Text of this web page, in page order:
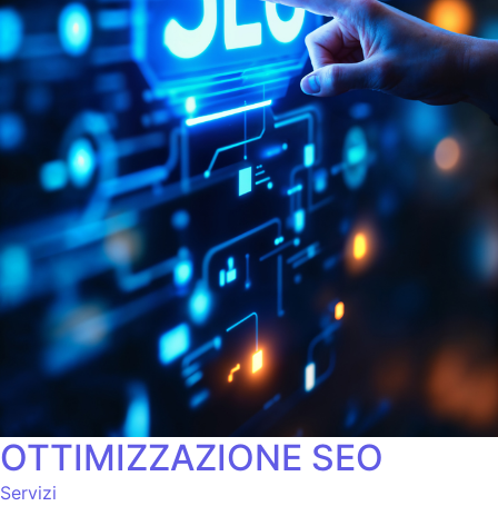
OTTIMIZZAZIONE SEO
Servizi